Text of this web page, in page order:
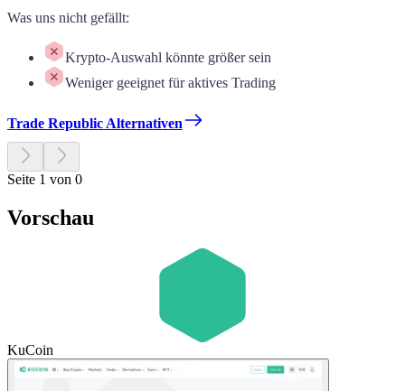
Was uns nicht gefällt:
Krypto-Auswahl könnte größer sein
Weniger geeignet für aktives Trading
Trade Republic Alternativen
Seite 1 von 0
Vorschau
KuCoin